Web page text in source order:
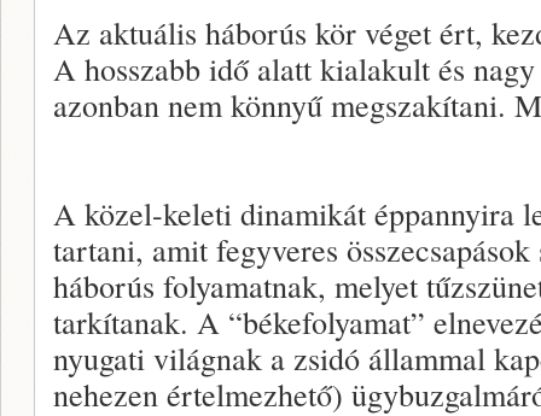
Az aktuális háborús kör véget ért,
A hosszabb idő alatt kialakult és
azonban nem könnyű megszakítani.
A közel-keleti dinamikát éppannyira
tartani, amit fegyveres
háborús folyamatnak, melyet
tarkítanak. A “békefolyamat”
nyugati világnak a zsidó állammal
nehezen értelmezhető)